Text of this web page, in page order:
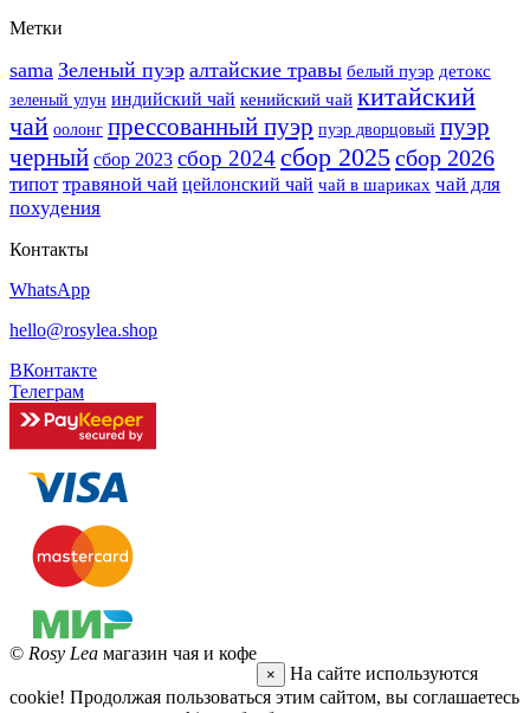
Метки
sama Зеленый пуэр алтайские травы белый пуэр детокс
зеленый улун индийский чай кенийский чай китайский
чай оолонг прессованный пуэр пуэр дворцовый пуэр
черный сбор 2023 сбор 2024сбор 2025сбор 2026
типот травяной чай цейлонский чай чай в шариках чай для
похудения
Контакты
WhatsApp
hello@rosylea.shop
ВКонтакте
Телеграм
© Rosy Lea магазин чая и кофе
×
На сайте используются
cookie! Продолжая пользоваться этим сайтом, вы соглашаетесь